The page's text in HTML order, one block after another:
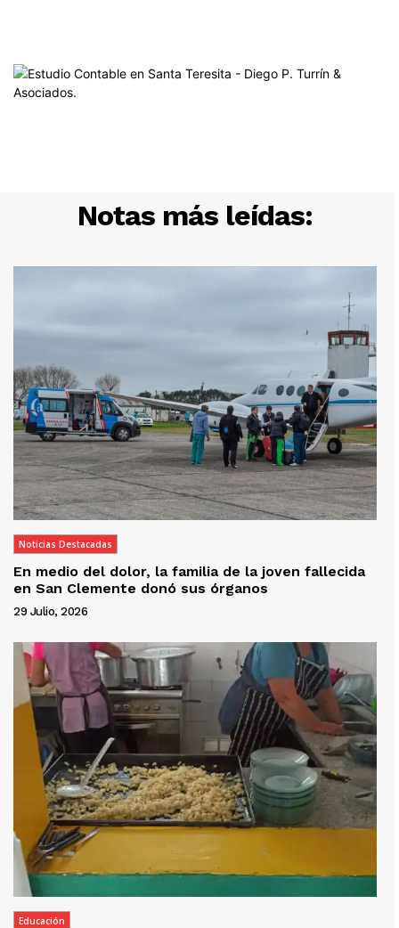
Notas más leídas:
Noticias Destacadas
En medio del dolor, la familia de la joven fallecida
en San Clemente donó sus órganos
29 Julio, 2026
Educación